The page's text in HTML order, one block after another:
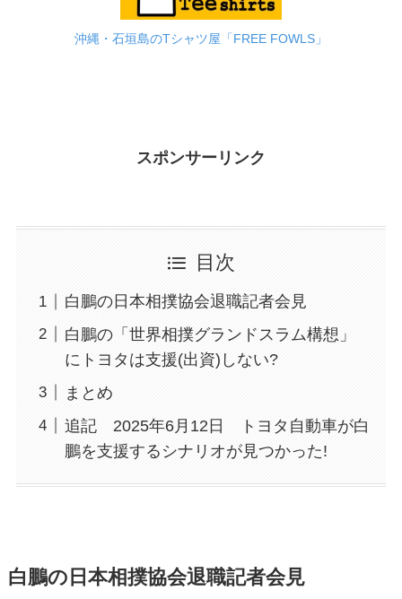
沖縄・石垣島のTシャツ屋「FREE FOWLS」
スポンサーリンク
目次
白鵬の日本相撲協会退職記者会見
白鵬の「世界相撲グランドスラム構想」
にトヨタは支援(出資)しない?
まとめ
追記 2025年6月12日 トヨタ自動車が白
鵬を支援するシナリオが見つかった!
白鵬の日本相撲協会退職記者会見